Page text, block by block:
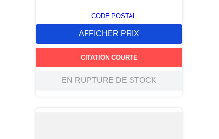
CODE POSTAL
AFFICHER PRIX
CITATION COURTE
EN RUPTURE DE STOCK